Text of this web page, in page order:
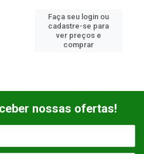
Faça seu login ou
cadastre-se para
ver preços e
comprar
nossas ofertas!